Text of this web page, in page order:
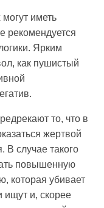
иметь
рекомендуется
Ярким
как пушистый
то, что в
жертвой
В случае такого
повышенную
которая убивает
ищут и, скорее